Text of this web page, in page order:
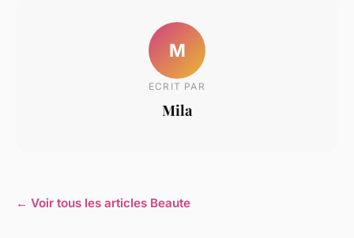
M
ECRIT PAR
Mila
← Voir tous les articles Beaute